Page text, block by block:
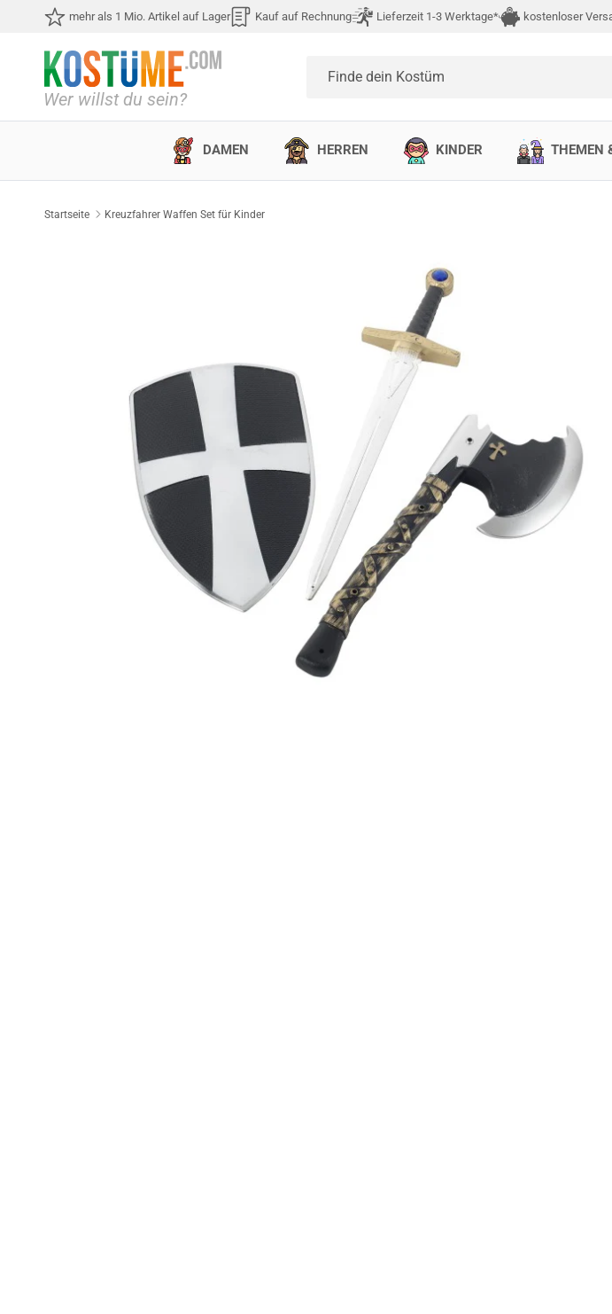
Direkt zum Inhaltmehr als 1 Mio. Artikel auf Lager Kauf auf Rechnung Lieferzeit 1-3 Werktage* kostenloser
Finde dein Kostüm
DAMEN HERREN KINDER THEMEN
Startseite Kreuzfahrer Waffen Set für Kinder